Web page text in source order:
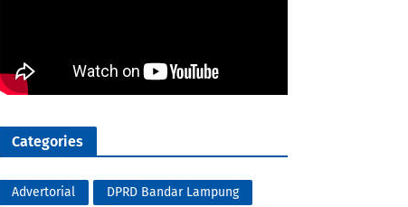
Categories
Advertorial
DPRD Bandar Lampung